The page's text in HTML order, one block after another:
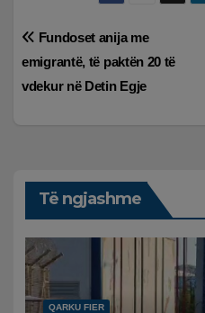
Lëvizje
te
Fundoset anija me
emigrantë, të paktën 20 të
vdekur në Detin Egje
Të ngjashme
QARKU FIER